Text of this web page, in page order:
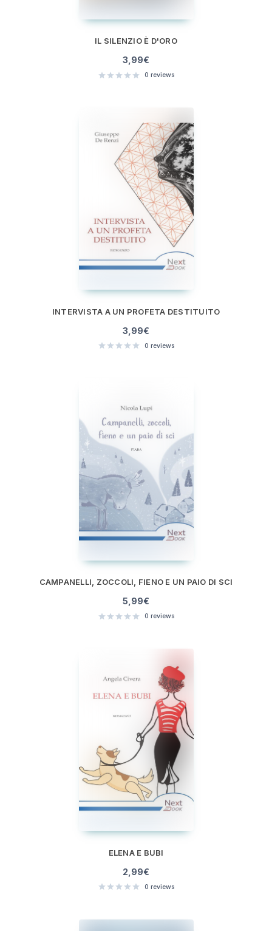
IL SILENZIO È D'ORO
3,99€
0 reviews
INTERVISTA A UN PROFETA DESTITUITO
3,99€
0 reviews
CAMPANELLI, ZOCCOLI, FIENO E UN PAIO DI SCI
5,99€
0 reviews
ELENA E BUBI
2,99€
0 reviews